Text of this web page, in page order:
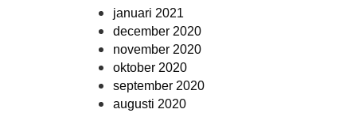
januari 2021
december 2020
november 2020
oktober 2020
september 2020
augusti 2020